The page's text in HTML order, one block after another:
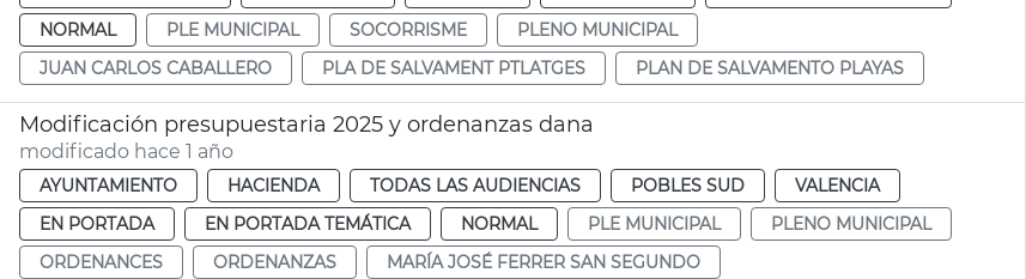
NORMAL
PLE MUNICIPAL SOCORRISME
PLENO MUNICIPAL
JUAN CARLOS CABALLERO
PLA DE SALVAMENT PTLATGES PLAN DE SALVAMENTO PLAYAS
Modificación presupuestaria 2025 y ordenanzas dana
modificado hace 1 año
AYUNTAMIENTO HACIENDA TODAS LAS AUDIENCIAS POBLES SUD
VALENCIA
EN PORTADA
EN PORTADA TEMÁTICA NORMAL PLE MUNICIPAL
PLENO MUNICIPAL
ORDENANCES
ORDENANZAS
MARÍA JOSÉ FERRER SAN SEGUNDO